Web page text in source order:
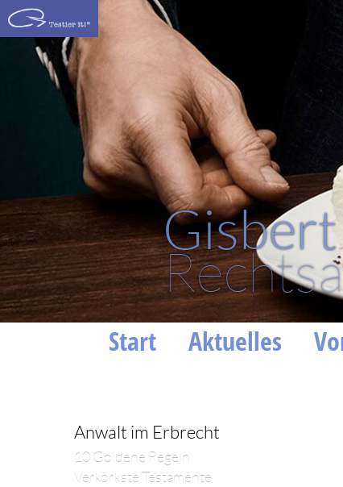
Start Aktuelles
Anwalt im Erbrecht
10 Goldene Regeln
Verkorkste Testamente